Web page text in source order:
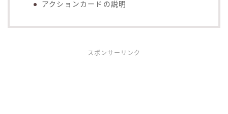
アクションカードの説明
スポンサーリンク